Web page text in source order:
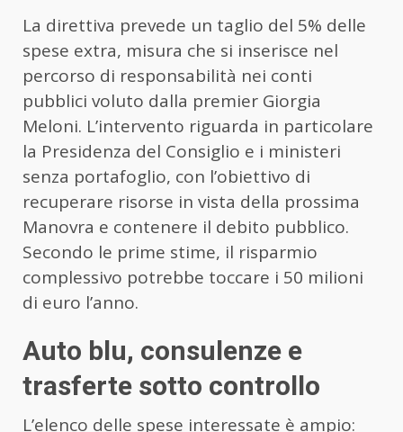
La direttiva prevede un taglio del 5% delle
spese extra, misura che si inserisce nel
percorso di responsabilità nei conti
pubblici voluto dalla premier Giorgia
Meloni. L’intervento riguarda in particolare
la Presidenza del Consiglio e i ministeri
senza portafoglio, con l’obiettivo di
recuperare risorse in vista della prossima
Manovra e contenere il debito pubblico.
Secondo le prime stime, il risparmio
complessivo potrebbe toccare i 50 milioni
di euro l’anno.
Auto blu, consulenze e
trasferte sotto controllo
L’elenco delle spese interessate è ampio: